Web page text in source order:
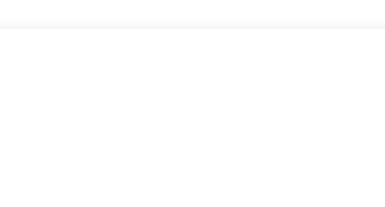
piattaforme e dApp.